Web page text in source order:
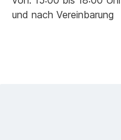
und nach Vereinbarung